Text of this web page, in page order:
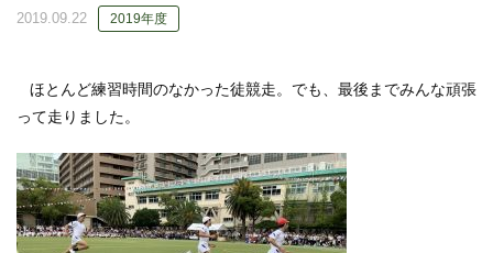
2019.09.22 2019年度
ほとんど練習時間のなかった徒競走。でも、最後までみんな頑張
って走りました。